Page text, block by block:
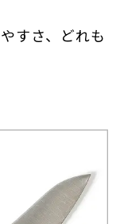
すさ、どれも